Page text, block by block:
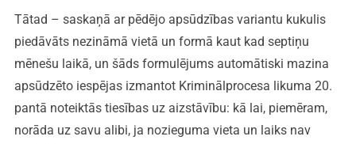
Tātad – saskaņā ar pēdējo apsūdzības variantu kukulis
piedāvāts nezināmā vietā un formā kaut kad septiņu
mēnešu laikā, un šāds formulējums automātiski mazina
apsūdzēto iespējas izmantot Kriminālprocesa likuma 20.
pantā noteiktās tiesības uz aizstāvību: kā lai, piemēram,
norāda uz savu alibi, ja nozieguma vieta un laiks nav